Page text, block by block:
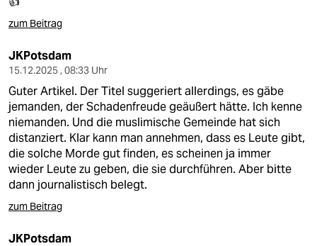
zum Beitrag
JKPotsdam
15.12.2025 , 08:33 Uhr
Guter Artikel. Der Titel suggeriert allerdings, es gäbe
jemanden, der Schadenfreude geäußert hätte. Ich kenne
niemanden. Und die muslimische Gemeinde hat sich
distanziert. Klar kann man annehmen, dass es Leute gibt,
die solche Morde gut finden, es scheinen ja immer
wieder Leute zu geben, die sie durchführen. Aber bitte
dann journalistisch belegt.
zum Beitrag
JKPotsdam